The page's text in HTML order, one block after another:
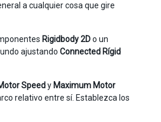
a cualquier cosa que gire
Rigidbody 2Do un
ajustando Connected Rígid
Speedy Maximum Motor
relativo entre sí. Establezca los